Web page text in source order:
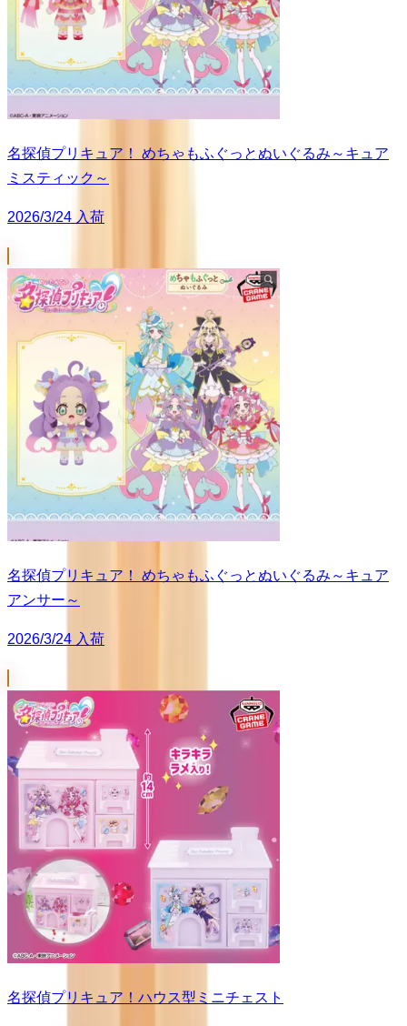
名探偵プリキュア！ めちゃもふぐっとぬいぐるみ～キュア
ミスティック～
2026/3/24 入荷
名探偵プリキュア！ めちゃもふぐっとぬいぐるみ～キュア
アンサー～
2026/3/24 入荷
名探偵プリキュア！ハウス型ミニチェスト